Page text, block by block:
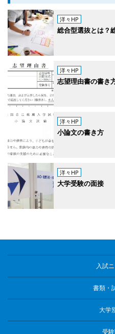
洋々HP
総合型選抜とは？
洋々HP
志望理由書の書き
洋々HP
小論文の書き方
洋々HP
大学受験の面接
入試
書類・
大学
受